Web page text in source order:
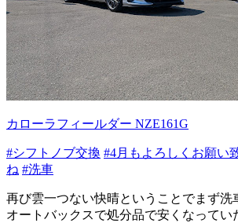
カローラフィールダー NZE161G
#シフトノブ交換 #4月もよろしくお願い
ね #洗車
再び雲一つない快晴ということでまず洗
オートバックスで処分品で安くなってい